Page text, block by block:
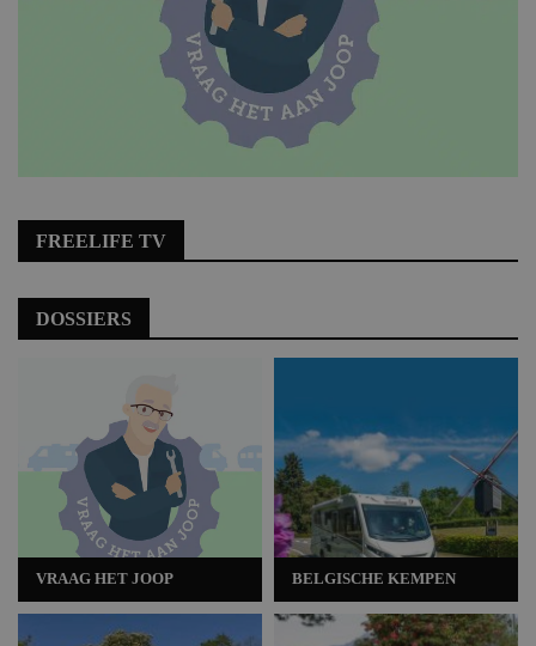
FREELIFE TV
DOSSIERS
VRAAG HET JOOP BELGISCHE KEMPEN